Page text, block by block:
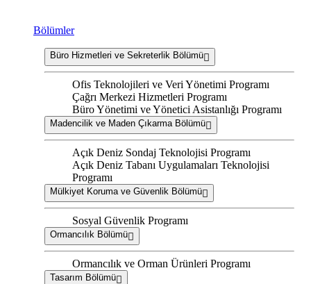
Bölümler
Büro Hizmetleri ve Sekreterlik Bölümü
Ofis Teknolojileri ve Veri Yönetimi Programı
Çağrı Merkezi Hizmetleri Programı
Büro Yönetimi ve Yönetici Asistanlığı Programı
Madencilik ve Maden Çıkarma Bölümü
Açık Deniz Sondaj Teknolojisi Programı
Açık Deniz Tabanı Uygulamaları Teknolojisi
Programı
Mülkiyet Koruma ve Güvenlik Bölümü
Sosyal Güvenlik Programı
Ormancılık Bölümü
Ormancılık ve Orman Ürünleri Programı
Tasarım Bölümü